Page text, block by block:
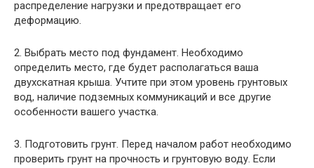
распределение нагрузки и предотвращает его
деформацию.
2. Выбрать место под фундамент. Необходимо
определить место, где будет располагаться ваша
двухскатная крыша. Учтите при этом уровень грунтовых
вод, наличие подземных коммуникаций и все другие
особенности вашего участка.
3. Подготовить грунт. Перед началом работ необходимо
проверить грунт на прочность и грунтовую воду. Если